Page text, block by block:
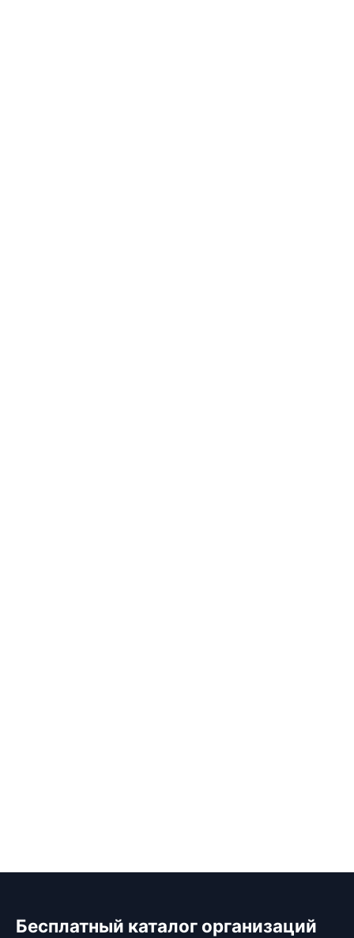
Бесплатный каталог организаций